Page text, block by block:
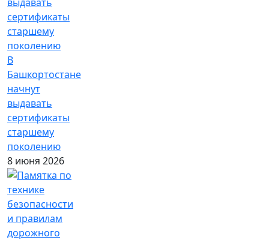
В
Башкортостане
начнут
выдавать
сертификаты
старшему
поколению
8 июня 2026